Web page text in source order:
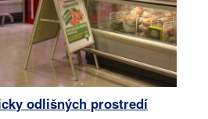
odlišných prostredí